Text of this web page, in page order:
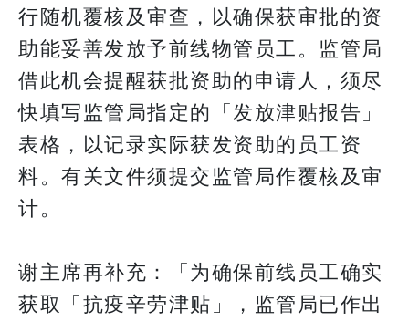
行随机覆核及审查，以确保获审批的资
助能妥善发放予前线物管员工。监管局
借此机会提醒获批资助的申请人，须尽
快填写监管局指定的「发放津贴报告」
表格，以记录实际获发资助的员工资
料。有关文件须提交监管局作覆核及审
计。
谢主席再补充：「为确保前线员工确实
获取「抗疫辛劳津贴」，监管局已作出